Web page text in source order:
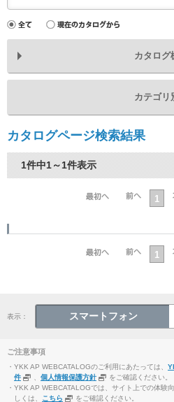
カタログ
カテゴリ
カタログページ検索結果
1件中1～1件表示
1
1
表示： スマートフォン
ご注意事項
・YKK AP WEBCATALOGのご利用にあたっては、
件
個人情報保護方針
をご確認ください。
・YKK AP WEBCATALOGでは、サイト上での体験
しくは、 こちら をご確認ください。